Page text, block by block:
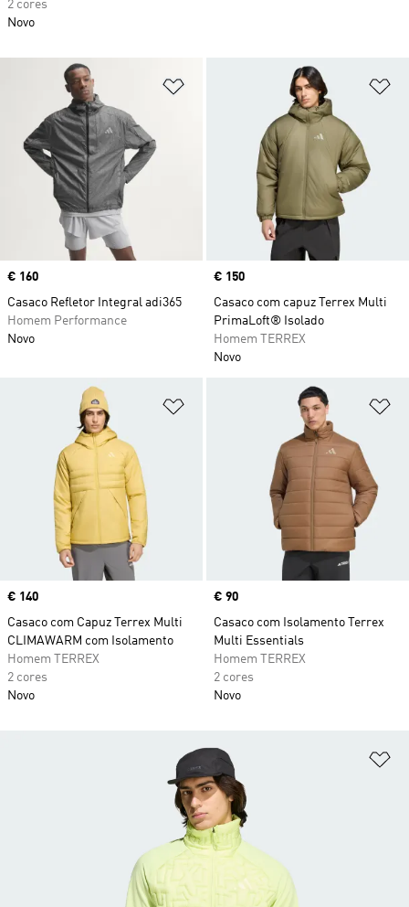
Adicionar à Lista de Desejos
Price
€ 160
Casaco Refletor Integral adi365
Homem Performance
Novo
Price
€ 150
Casaco com capuz Terrex Multi
PrimaLoft® Isolado
Homem TERREX
Novo
Adicionar à Lista de Desejos
Price
€ 140
Casaco com Capuz Terrex Multi
CLIMAWARM com Isolamento
Homem TERREX
2 cores
Novo
Price
€ 90
Casaco com Isolamento Terrex
Multi Essentials
Homem TERREX
2 cores
Novo
2 cores
Novo